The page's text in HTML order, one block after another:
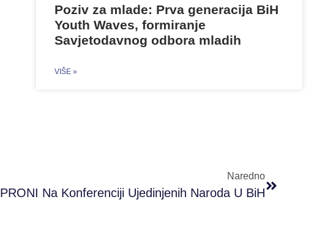
Poziv za mlade: Prva generacija BiH
Youth Waves, formiranje
Savjetodavnog odbora mladih
VIŠE »
Naredno
PRONI Na Konferenciji Ujedinjenih Naroda U BiH